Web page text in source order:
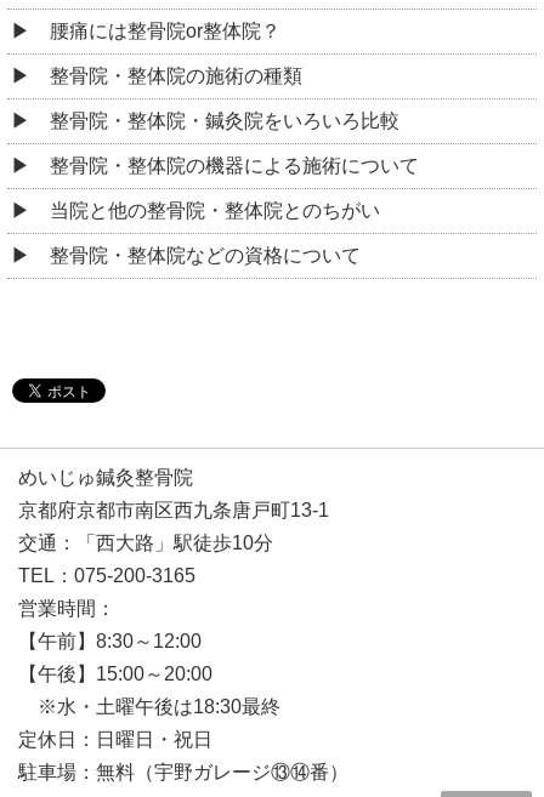
腰痛には整骨院or整体院？
整骨院・整体院の施術の種類
整骨院・整体院・鍼灸院をいろいろ比較
整骨院・整体院の機器による施術について
当院と他の整骨院・整体院とのちがい
整骨院・整体院などの資格について
めいじゅ鍼灸整骨院
京都府京都市南区西九条唐戸町13-1
交通：「西大路」駅徒歩10分
TEL：075-200-3165
営業時間：
【午前】8:30～12:00
【午後】15:00～20:00
※水・土曜午後は18:30最終
定休日：日曜日・祝日
駐車場：無料（宇野ガレージ⑬⑭番）